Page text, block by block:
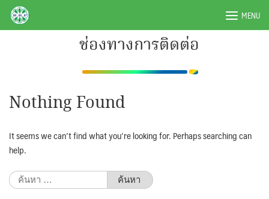
SkipBRPAUTO.COM MENU
ช่องทางการติดต่อ
Nothing Found
It seems we can’t find what you’re looking for. Perhaps searching can
help.
ค้นหา
สำหรับ: